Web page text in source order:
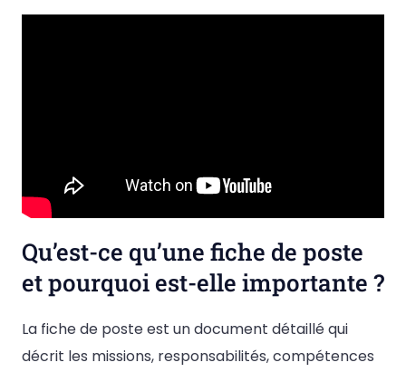
Qu’est-ce qu’une fiche de poste
et pourquoi est-elle importante ?
La fiche de poste est un document détaillé qui
décrit les missions, responsabilités, compétences